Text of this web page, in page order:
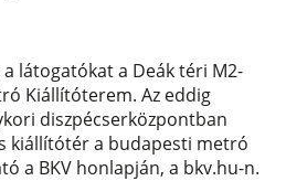
látogatókat a Deák téri M2-
Kiállítóterem. Az eddig
diszpécserközpontban
kiállítótér a budapesti metró
a BKV honlapján, a bkv.hu-n.